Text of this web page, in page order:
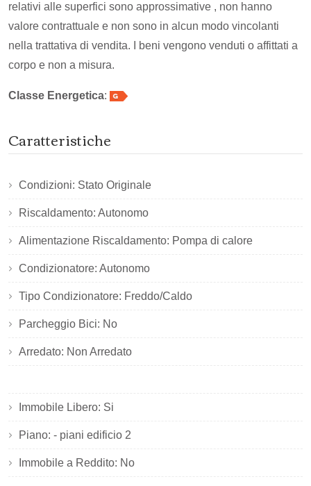
relativi alle superfici sono approssimative , non hanno
valore contrattuale e non sono in alcun modo vincolanti
nella trattativa di vendita. I beni vengono venduti o affittati a
corpo e non a misura.
Classe Energetica:
Caratteristiche
Condizioni: Stato Originale
Riscaldamento: Autonomo
Alimentazione Riscaldamento: Pompa di calore
Condizionatore: Autonomo
Tipo Condizionatore: Freddo/Caldo
Parcheggio Bici: No
Arredato: Non Arredato
Immobile Libero: Si
Piano: - piani edificio 2
Immobile a Reddito: No